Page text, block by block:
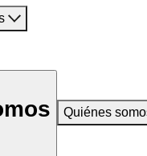
Quiénes